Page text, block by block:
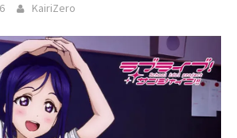
KairiZero